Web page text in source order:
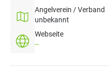
Angelverein / Verband
unbekannt
Webseite
--